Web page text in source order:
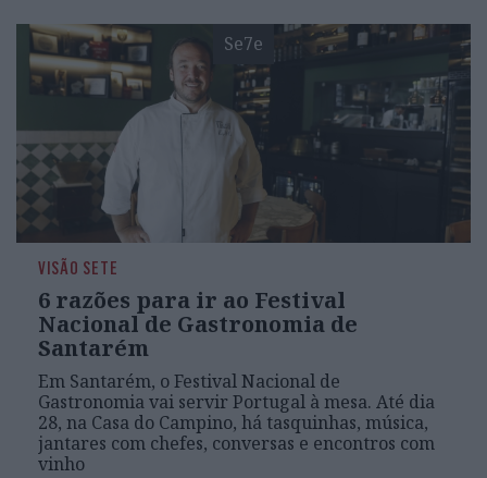
Se7e
VISÃO SETE
6 razões para ir ao Festival
Nacional de Gastronomia de
Santarém
Em Santarém, o Festival Nacional de
Gastronomia vai servir Portugal à mesa. Até dia
28, na Casa do Campino, há tasquinhas, música,
jantares com chefes, conversas e encontros com
vinho